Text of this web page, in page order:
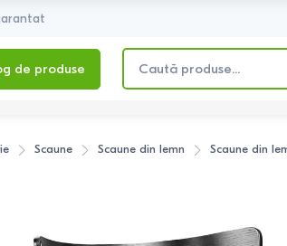
de produse
Scaune Scaune din lemn Scaune din